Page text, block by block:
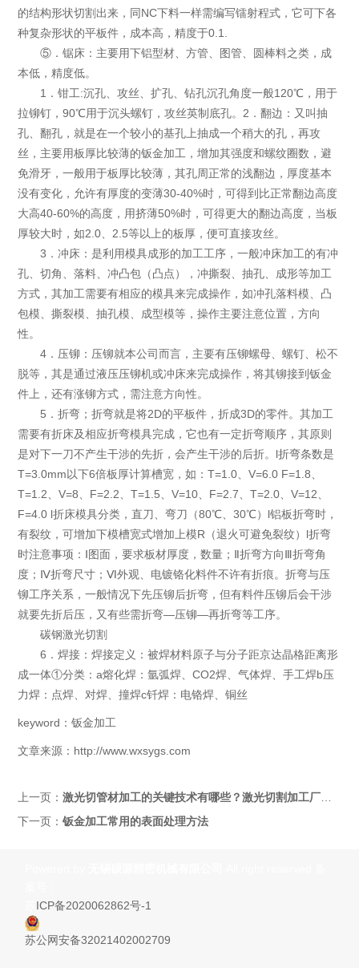
的结构形状切割出来，同NC下料一样需编写镭射程式，它可下各
种复杂形状的平板件，成本高，精度于0.1.
⑤．锯床：主要用下铝型材、方管、图管、圆棒料之类，成
本低，精度低。
1．钳工:沉孔、攻丝、扩孔、钻孔沉孔角度一般120℃，用于
拉铆钉，90℃用于沉头螺钉，攻丝英制底孔。2．翻边：又叫抽
孔、翻孔，就是在一个较小的基孔上抽成一个稍大的孔，再攻
丝，主要用板厚比较薄的钣金加工，增加其强度和螺纹圈数，避
免滑牙，一般用于板厚比较薄，其孔周正常的浅翻边，厚度基本
没有变化，允许有厚度的变薄30-40%时，可得到比正常翻边高度
大高40-60%的高度，用挤薄50%时，可得更大的翻边高度，当板
厚较大时，如2.0、2.5等以上的板厚，便可直接攻丝。
3．冲床：是利用模具成形的加工工序，一般冲床加工的有冲
孔、切角、落料、冲凸包（凸点），冲撕裂、抽孔、成形等加工
方式，其加工需要有相应的模具来完成操作，如冲孔落料模、凸
包模、撕裂模、抽孔模、成型模等，操作主要注意位置，方向
性。
4．压铆：压铆就本公司而言，主要有压铆螺母、螺钉、松不
脱等，其是通过液压压铆机或冲床来完成操作，将其铆接到钣金
件上，还有涨铆方式，需注意方向性。
5．折弯；折弯就是将2D的平板件，折成3D的零件。其加工
需要有折床及相应折弯模具完成，它也有一定折弯顺序，其原则
是对下一刀不产生干涉的先折，会产生干涉的后折。l折弯条数是
T=3.0mm以下6倍板厚计算槽宽，如：T=1.0、V=6.0 F=1.8、
T=1.2、V=8、F=2.2、T=1.5、V=10、F=2.7、T=2.0、V=12、
F=4.0 l折床模具分类，直刀、弯刀（80℃、30℃）l铝板折弯时，
有裂纹，可增加下模槽宽式增加上模R（退火可避免裂纹）l折弯
时注意事项：Ⅰ图面，要求板材厚度，数量；Ⅱ折弯方向Ⅲ折弯角
度；Ⅳ折弯尺寸；Ⅵ外观、电镀铬化料件不许有折痕。折弯与压
铆工序关系，一般情况下先压铆后折弯，但有料件压铆后会干涉
就要先折后压，又有些需折弯—压铆—再折弯等工序。
碳钢激光切割
6．焊接：焊接定义：被焊材料原子与分子距京达晶格距离形
成一体①分类：a熔化焊：氩弧焊、CO2焊、气体焊、手工焊b压
力焊：点焊、对焊、撞焊c钎焊：电铬焊、铜丝
keyword：钣金加工
文章来源：http://www.wxsygs.com
上一页：激光切管材加工的关键技术有哪些？激光切割加工厂家为您梳理
下一页：钣金加工常用的表面处理方法
ICP备2020062862号-1
苏公网安备32021402002709